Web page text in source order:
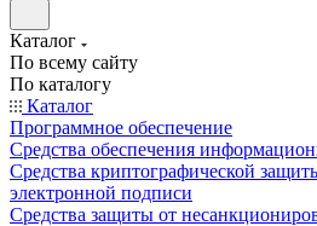
Каталог
По всему сайту
По каталогу
Каталог
Программное обеспечение
Средства обеспечения
Средства криптографической
электронной подписи
Средства защиты от